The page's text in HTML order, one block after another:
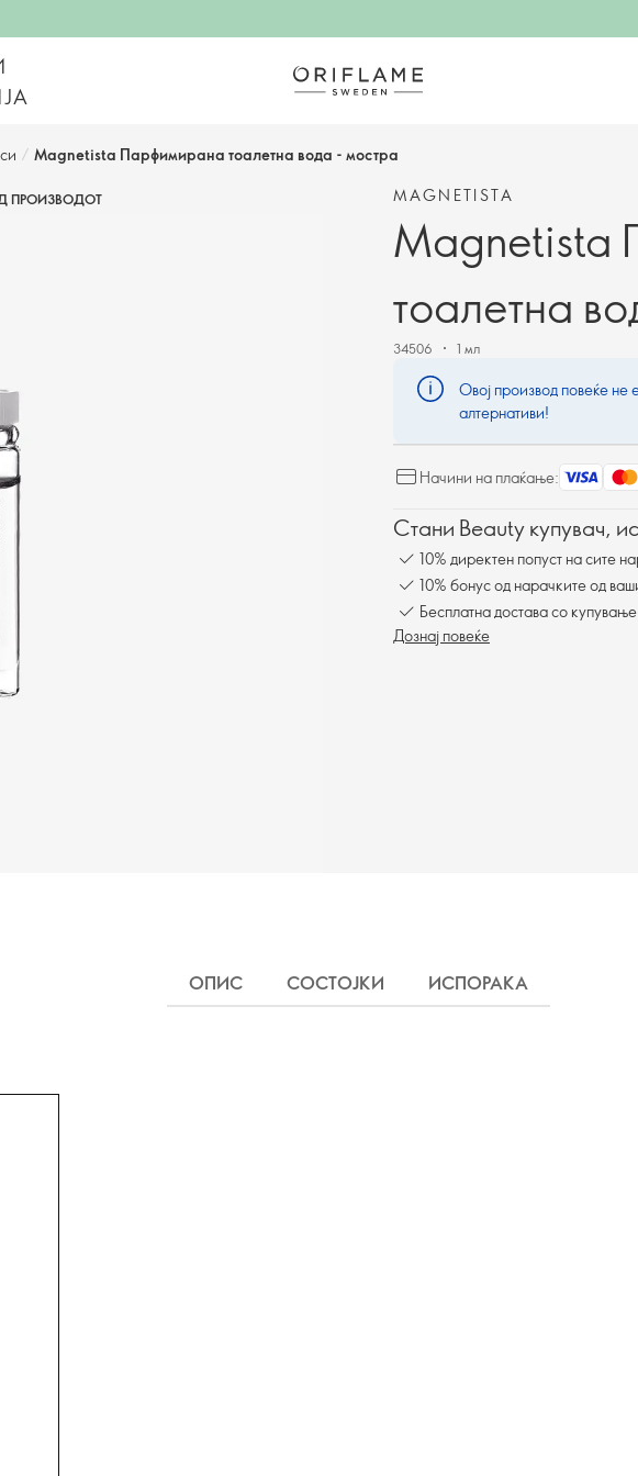
/ Magnetista Парфимирана тоалетна вода - мостра
ПРОИЗВОДОТ MAGNETISTA
Magnetista
тоалетна
34506 1 мл
Овој производ повеќе
алтернативи!
Начини на плаќање:
Стани Beauty купувач,
10% директен попуст на сите
10% бонус од нарачките од
Бесплатна достава со
Дознај повеќе
ОПИС СОСТОЈКИ ИСПОРАКА